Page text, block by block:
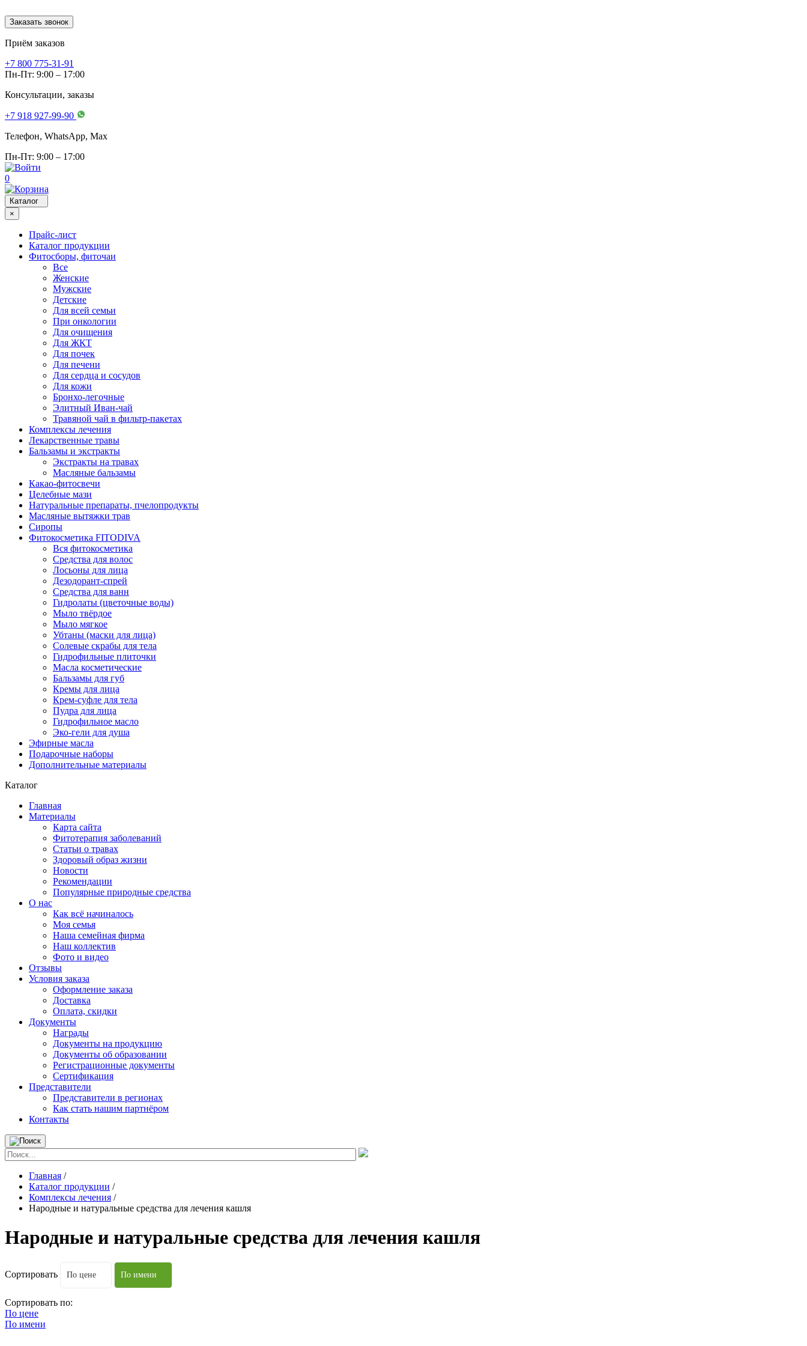
Заказать звонок
Приём заказов
+7 800 775-31-91
Пн-Пт: 9:00 – 17:00
Консультации, заказы
+7 918 927-99-90
Телефон, WhatsApp, Мах
Пн-Пт: 9:00 – 17:00
0
Каталог
×
Прайс-лист
Каталог продукции
Фитосборы, фиточаи
Все
Женские
Мужские
Детские
Для всей семьи
При онкологии
Для очищения
Для ЖКТ
Для почек
Для печени
Для сердца и сосудов
Для кожи
Бронхо-легочные
Элитный Иван-чай
Травяной чай в фильтр-пакетах
Комплексы лечения
Лекарственные травы
Бальзамы и экстракты
Экстракты на травах
Масляные бальзамы
Какао-фитосвечи
Целебные мази
Натуральные препараты, пчелопродукты
Масляные вытяжки трав
Сиропы
Фитокосметика FITODIVA
Вся фитокосметика
Средства для волос
Лосьоны для лица
Дезодорант-спрей
Средства для ванн
Гидролаты (цветочные воды)
Мыло твёрдое
Мыло мягкое
Убтаны (маски для лица)
Солевые скрабы для тела
Гидрофильные плиточки
Масла косметические
Бальзамы для губ
Кремы для лица
Крем-суфле для тела
Пудра для лица
Гидрофильное масло
Эко-гели для душа
Эфирные масла
Подарочные наборы
Дополнительные материалы
Каталог
Главная
Материалы
Карта сайта
Фитотерапия заболеваний
Статьи о травах
Здоровый образ жизни
Новости
Рекомендации
Популярные природные средства
О нас
Как всё начиналось
Моя семья
Наша семейная фирма
Наш коллектив
Фото и видео
Отзывы
Условия заказа
Оформление заказа
Доставка
Оплата, скидки
Документы
Награды
Документы на продукцию
Документы об образовании
Регистрационные документы
Сертификация
Представители
Представители в регионах
Как стать нашим партнёром
Контакты
Главная /
Каталог продукции /
Комплексы лечения /
Народные и натуральные средства для лечения кашля
Народные и натуральные средства для лечения кашля
Сортировать По цене По имени
Сортировать по:
По цене
По имени